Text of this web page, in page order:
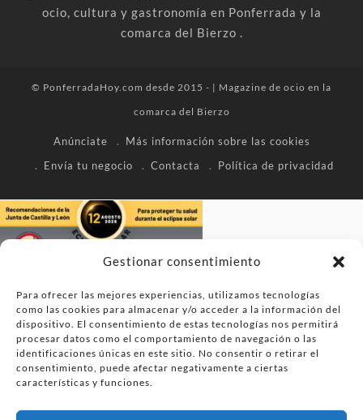
Gestionar consentimiento
Para ofrecer las mejores experiencias, utilizamos tecnologías
como las cookies para almacenar y/o acceder a la información del
dispositivo. El consentimiento de estas tecnologías nos permitirá
procesar datos como el comportamiento de navegación o las
identificaciones únicas en este sitio. No consentir o retirar el
consentimiento, puede afectar negativamente a ciertas
características y funciones.
ocio, cultura y gastronomía en Ponferrada y la
comarca del Bierzo .
© PonferradaHoy.com desde 2015 - | Magazine de ocio en la
comarca del Bierzo
Anúnciate
Más información sobre las cookies
Envía tu negocio
Contacta Política de privacidad